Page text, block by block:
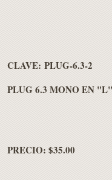
CLAVE: PLUG-6.3-2
PLUG 6.3 MONO EN
PRECIO: $35.00